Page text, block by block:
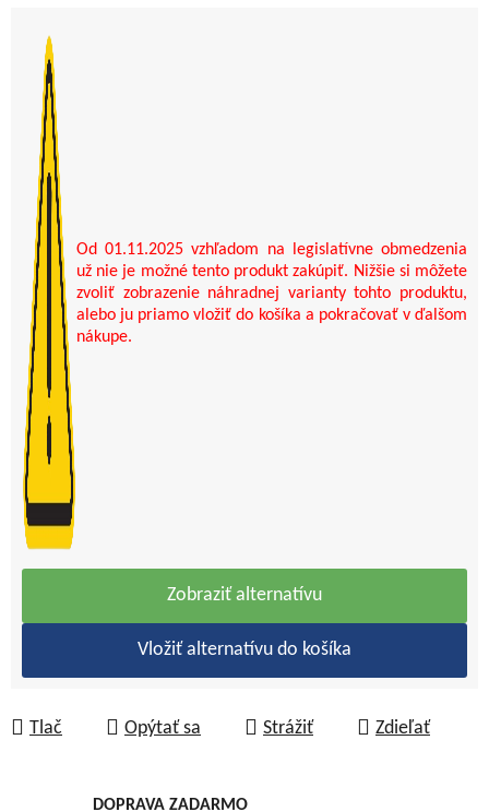
Od 01.11.2025 vzhľadom na legislatívne obmedzenia
už nie je možné tento produkt zakúpiť. Nižšie si môžete
zvoliť zobrazenie náhradnej varianty tohto produktu,
alebo ju priamo vložiť do košíka a pokračovať v ďalšom
nákupe.
Zobraziť alternatívu
Vložiť alternatívu do košíka
Tlač Opýtať sa Strážiť Zdieľať
DOPRAVA ZADARMO